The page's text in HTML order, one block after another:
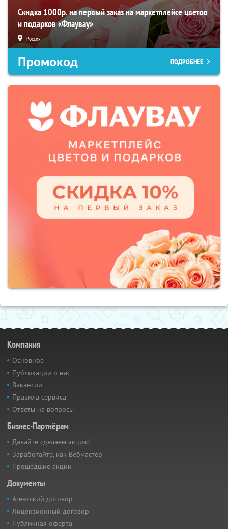
Скидка 1000р. на первый заказ на маркетплейсе цветов
и подарков «Флаувау»
Россия
Промокод ПОДРОБНЕЕ
Компания
Основное
Публикации о нас
Вакансии
Правила сервиса
Ответы на вопросы
Бизнес-Партнёрам
Давайте сделаем акцию!
Заработайте, как Вебмастер
Прошедшие акции
Документы
Агентский договор
Лицензионный договор
Публичная оферта